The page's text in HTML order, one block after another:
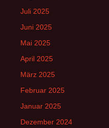
Juli 2025
Juni 2025
Mai 2025
April 2025
März 2025
Februar 2025
Januar 2025
Dezember 2024